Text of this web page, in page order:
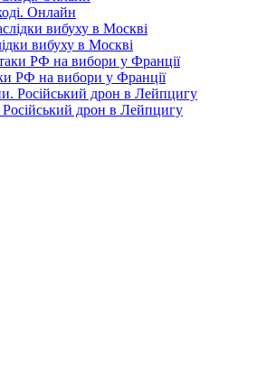
Онлайн
вибуху в Москві
РФ на вибори у Франції
дрон в Лейпцигу